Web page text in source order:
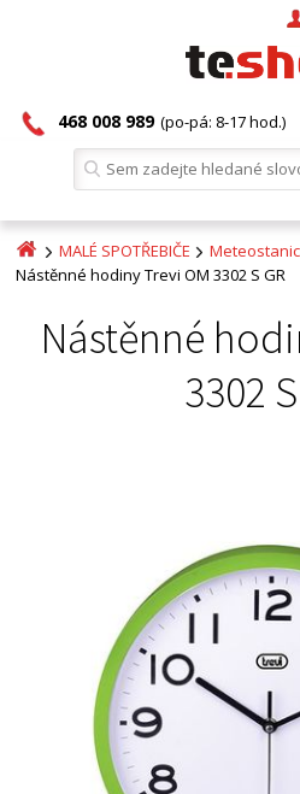
468 008 989 (po-pá: 8-17 hod.)
MALÉ SPOTŘEBIČE
Nástěnné hodiny Trevi OM 3302 S GR
Nástěnné
3302